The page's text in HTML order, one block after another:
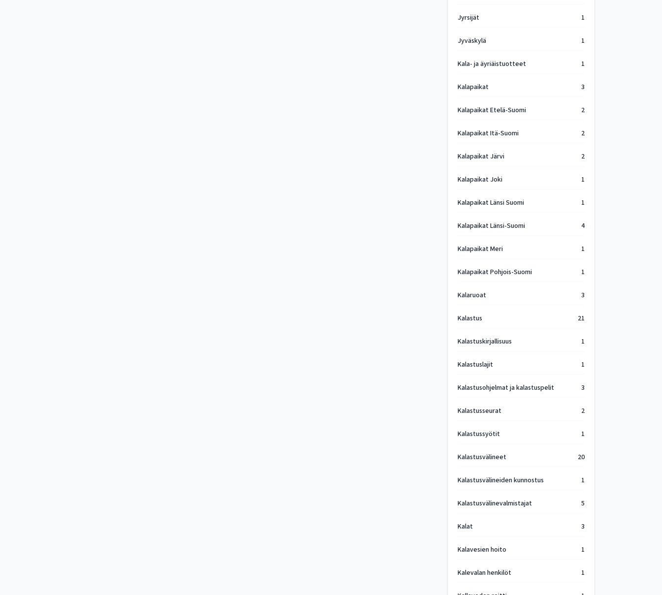
Jyrsijät 1
Jyväskylä 1
Kala- ja äyriäistuotteet 1
Kalapaikat 3
Kalapaikat Etelä-Suomi 2
Kalapaikat Itä-Suomi 2
Kalapaikat Järvi 2
Kalapaikat Joki 1
Kalapaikat Länsi Suomi 1
Kalapaikat Länsi-Suomi 4
Kalapaikat Meri 1
Kalapaikat Pohjois-Suomi 1
Kalaruoat 3
Kalastus 21
Kalastuskirjallisuus 1
Kalastuslajit 1
Kalastusohjelmat ja kalastuspelit 3
Kalastusseurat 2
Kalastussyötit 1
Kalastusvälineet 20
Kalastusvälineiden kunnostus 1
Kalastusvälinevalmistajat 5
Kalat 3
Kalavesien hoito 1
Kalevalan henkilöt 1